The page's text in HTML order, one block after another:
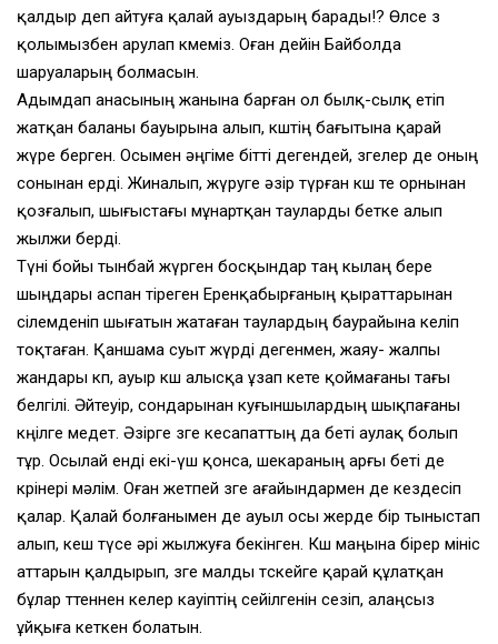
қалдыр деп айтуға қалай ауыздарың барады!? Өлсе өз
қолымызбен арулап көмеміз. Оған дейін Байболда
шаруаларың болмасын.
Адымдап анасының жанына барған ол былқ-сылқ етіп
жатқан баланы бауырына алып, көштің бағытына қарай
жүре берген. Осымен әңгіме бітті дегендей, өзгелер де оның
сонынан ерді. Жиналып, жүруге әзір түрған көш те орнынан
қозғалып, шығыстағы мұнартқан тауларды бетке алып
жылжи берді.
Түні бойы тынбай жүрген босқындар таң кылаң бере
шыңдары аспан тіреген Еренқабырғаның қыраттарынан
сілемденіп шығатын жатаған таулардың баурайына келіп
тоқтаған. Қаншама суыт жүрді дегенмен, жаяу- жалпы
жандары көп, ауыр көш алысқа ұзап кете қоймағаны тағы
белгілі. Әйтеуір, сондарынан куғыншылардың шықпағаны
көңілге медет. Әзірге өзге кесапаттың да беті аулақ болып
тұр. Осылай енді екі-үш қонса, шекараның арғы беті де
көрінері мәлім. Оған жетпей өзге ағайындармен де кездесіп
қалар. Қалай болғанымен де ауыл осы жерде бір тыныстап
алып, кеш түсе әрі жылжуға бекінген. Көш маңына бірер мініс
аттарын қалдырып, өзге малды төскейге қарай құлатқан
бұлар төтеннен келер кауіптің сейілгенін сезіп, алаңсыз
ұйқыға кеткен болатын.